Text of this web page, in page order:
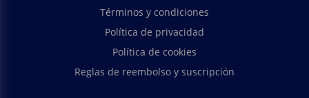
Términos y condiciones
Política de privacidad
Política de cookies
Reglas de reembolso y suscripción